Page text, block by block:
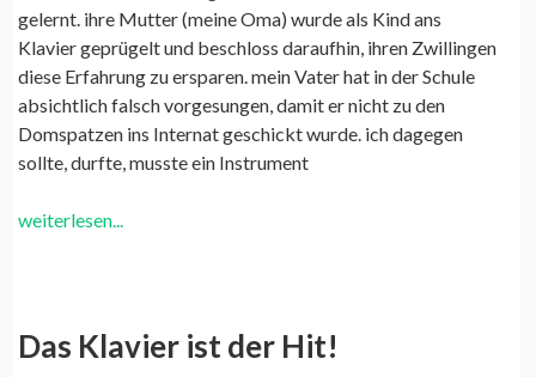
gelernt. ihre Mutter (meine Oma) wurde als Kind ans
Klavier geprügelt und beschloss daraufhin, ihren Zwillingen
diese Erfahrung zu ersparen. mein Vater hat in der Schule
absichtlich falsch vorgesungen, damit er nicht zu den
Domspatzen ins Internat geschickt wurde. ich dagegen
sollte, durfte, musste ein Instrument
weiterlesen...
Das Klavier ist der Hit!